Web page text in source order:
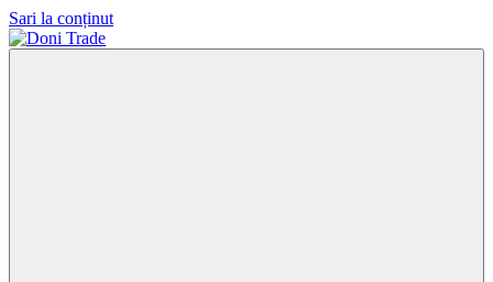
Sari la conținut